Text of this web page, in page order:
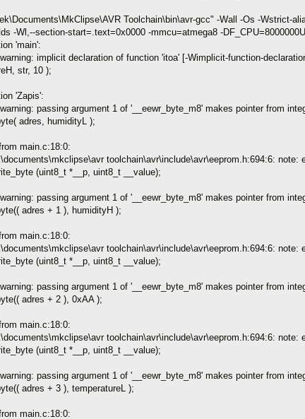
Toolchain\bin\avr-gcc" -Wall -Os -Wstrict-
-Wl,--section-start=.text=0x0000 -mmcu=atmega8 -
'main':
implicit declaration of function 'itoa' [-Wimplicit-function-
str, 10 );
'Zapis':
passing argument 1 of '__eewr_byte_m8' makes pointer from
adres, humidityL );
main.c:18:0:
toolchain\avr\include\avr\eeprom.h:694:6:
(uint8_t *__p, uint8_t __value);
passing argument 1 of '__eewr_byte_m8' makes pointer from
adres + 1 ), humidityH );
main.c:18:0:
toolchain\avr\include\avr\eeprom.h:694:6:
(uint8_t *__p, uint8_t __value);
passing argument 1 of '__eewr_byte_m8' makes pointer from
adres + 2 ), 0xAA );
main.c:18:0:
toolchain\avr\include\avr\eeprom.h:694:6:
(uint8_t *__p, uint8_t __value);
passing argument 1 of '__eewr_byte_m8' makes pointer from
adres + 3 ), temperatureL );
main.c:18:0: